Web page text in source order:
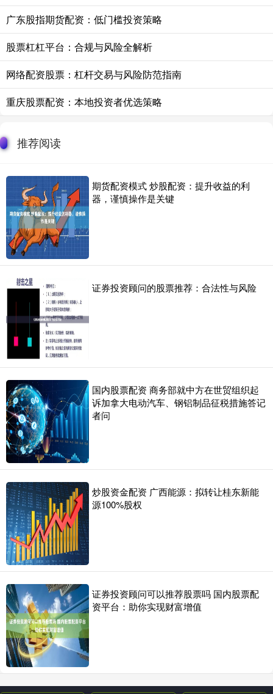
广东股指期货配资：低门槛投资策略
股票杠杠平台：合规与风险全解析
网络配资股票：杠杆交易与风险防范指南
重庆股票配资：本地投资者优选策略
推荐阅读
期货配资模式 炒股配资：提升收益的利
器，谨慎操作是关键
证券投资顾问的股票推荐：合法性与风险
国内股票配资 商务部就中方在世贸组织起
诉加拿大电动汽车、钢铝制品征税措施答记
者问
炒股资金配资 广西能源：拟转让桂东新能
源100%股权
证券投资顾问可以推荐股票吗 国内股票配
资平台：助你实现财富增值